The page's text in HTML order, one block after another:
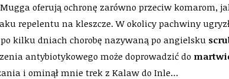
oferują ochronę zarówno przeciw komarom,
repelentu na kleszcze. W okolicy pachwiny
po kilku dniach chorobę nazywaną po angielsku
antybiotykowego może doprowadzić do
i ominął mnie trek z Kalaw do Inle…